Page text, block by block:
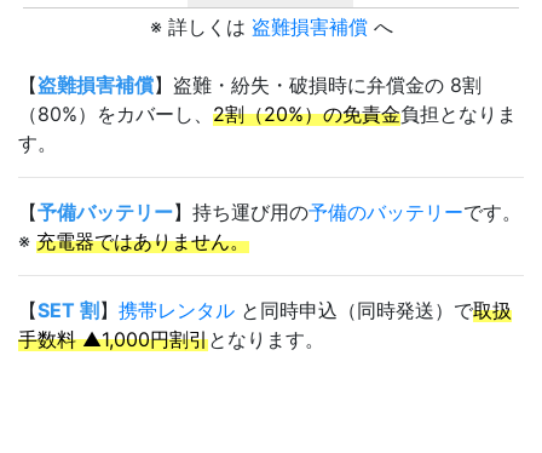
※ 詳しくは 盗難損害補償へ
【盗難損害補償】盗難・紛失・破損時に弁償金の 8割
（80%）をカバーし、 2割（20%）の免責金負担となりま
す。
【予備バッテリー】持ち運び用の予備のバッテリーです。
※ 充電器ではありません。
【SET 割 】 携帯レンタル と同時申込（同時発送）で取扱
手数料 ▲1,000円割引となります。